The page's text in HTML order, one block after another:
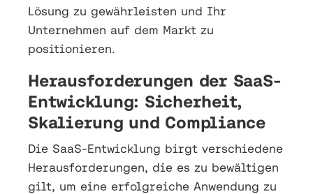
Lösung zu gewährleisten und Ihr
Unternehmen auf dem Markt zu
positionieren.
Herausforderungen der SaaS-
Entwicklung: Sicherheit,
Skalierung und Compliance
Die SaaS-Entwicklung birgt verschiedene
Herausforderungen, die es zu bewältigen
gilt, um eine erfolgreiche Anwendung zu